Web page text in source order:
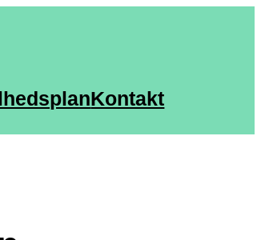
Kontakt